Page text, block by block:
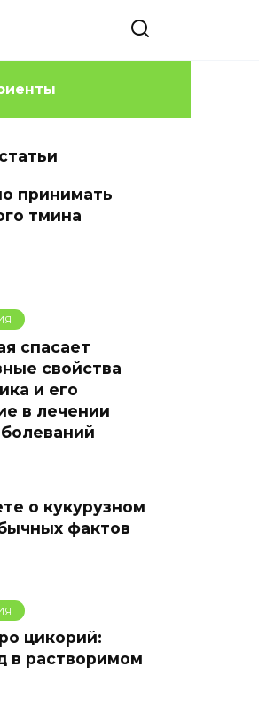
принимать
тмина
спасает
свойства
и его
в лечении
о кукурузном
фактов
цикорий:
в растворимом